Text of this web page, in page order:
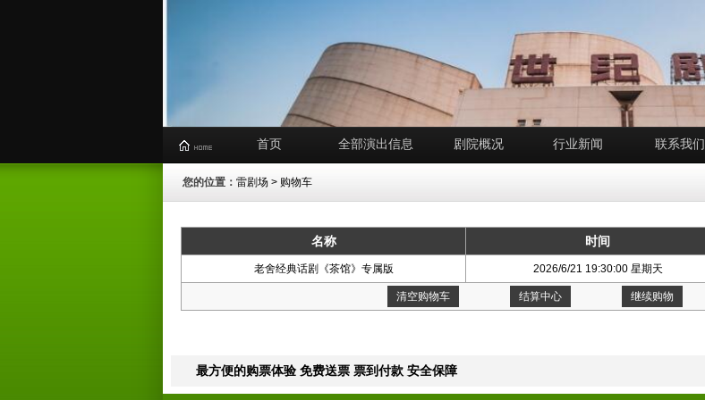
首页 全部演出信息 剧院概况 行业新闻 联系我们
您的位置： 雷剧场 > 购物车
名称 时间
老舍经典话剧《茶馆》专属版 2026/6/21 19:30:00 星期天
清空购物车 结算中心 继续购物
最方便的购票体验 免费送票 票到付款 安全保障